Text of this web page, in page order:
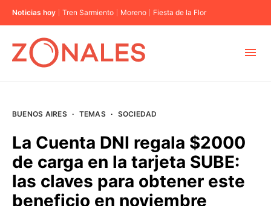
Noticias hoy Tren Sarmiento Moreno Fiesta de la Flor
BUENOS AIRES
PROVINCIAS
BUENOS AIRES · TEMAS · SOCIEDAD
La Cuenta DNI regala $2000
de carga en la tarjeta SUBE:
las claves para obtener este
beneficio en noviembre